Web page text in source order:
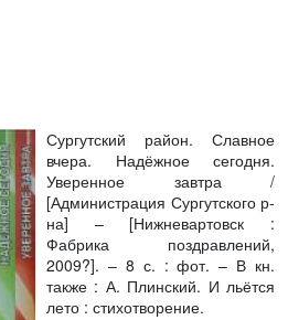
Сургутский район. Славное
вчера. Надёжное сегодня.
Уверенное завтра/
[Администрация Сургутского р-
на] – [Нижневартовск :
Фабрика поздравлений,
2009?]. – 8 с. : фот. – В кн.
также : А. Плинский. И льётся
лето : стихотворение.